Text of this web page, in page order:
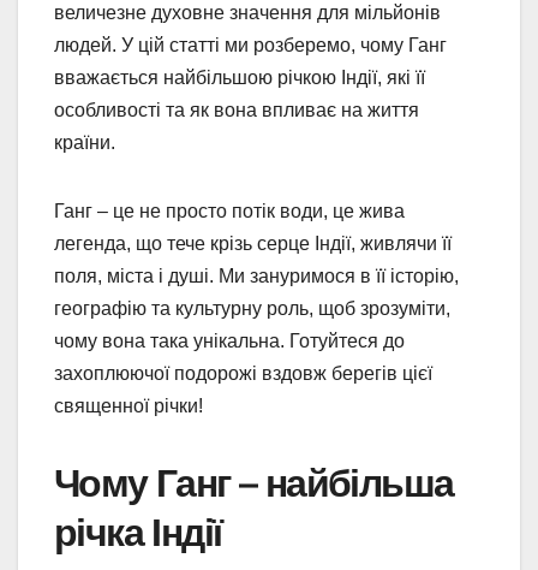
величезне духовне значення для мільйонів
людей. У цій статті ми розберемо, чому Ганг
вважається найбільшою річкою Індії, які її
особливості та як вона впливає на життя
країни.
Ганг – це не просто потік води, це жива
легенда, що тече крізь серце Індії, живлячи її
поля, міста і душі. Ми зануримося в її історію,
географію та культурну роль, щоб зрозуміти,
чому вона така унікальна. Готуйтеся до
захоплюючої подорожі вздовж берегів цієї
священної річки!
Чому Ганг – найбільша
річка Індії